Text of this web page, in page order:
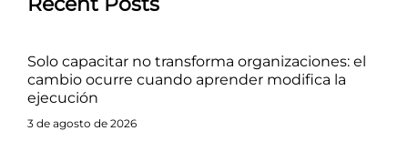
Solo capacitar no transforma organizaciones: el
cambio ocurre cuando aprender modifica la
ejecución
3 de agosto de 2026